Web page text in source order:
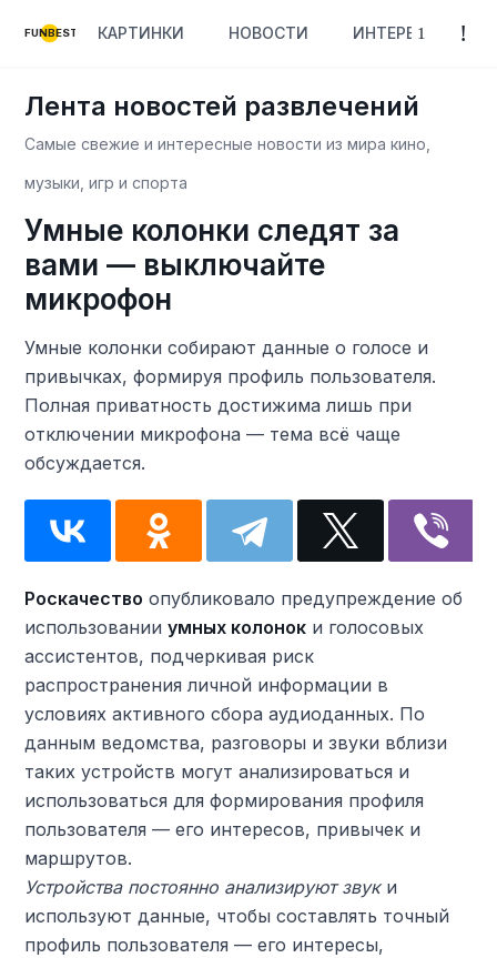
FUNBEST КАРТИНКИ НОВОСТИ ИНТЕРЕСНОЕ
Лента новостей развлечений
Самые свежие и интересные новости из мира кино,
музыки, игр и спорта
Умные колонки следят за
вами — выключайте
микрофон
Умные колонки собирают данные о голосе и
привычках, формируя профиль пользователя.
Полная приватность достижима лишь при
отключении микрофона — тема всё чаще
обсуждается.
Роскачество опубликовало предупреждение об
использованииумных колонок и голосовых
ассистентов, подчеркивая риск
распространения личной информации в
условиях активного сбора аудиоданных. По
данным ведомства, разговоры и звуки вблизи
таких устройств могут анализироваться и
использоваться для формирования профиля
пользователя — его интересов, привычек и
маршрутов.
Устройства постоянно анализируют звуки
используют данные, чтобы составлять точный
профиль пользователя — его интересы,